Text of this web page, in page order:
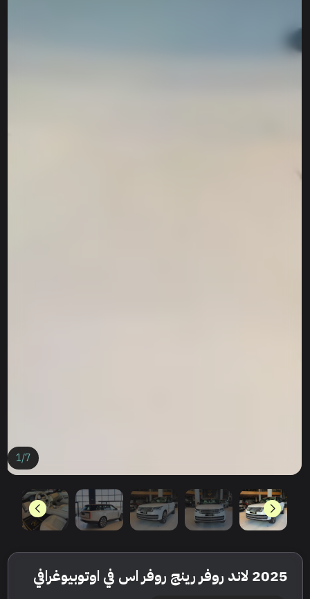
1/7
2025 لاند روفر رينج روفر اس في اوتوبيوغرافي